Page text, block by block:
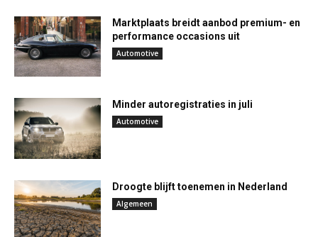
Marktplaats breidt aanbod premium- en
performance occasions uit
Automotive
Minder autoregistraties in juli
Automotive
Droogte blijft toenemen in Nederland
Algemeen